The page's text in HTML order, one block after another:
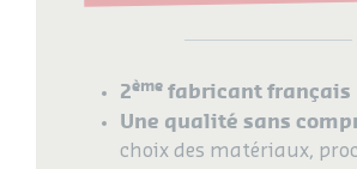
2ème fabricant français
Une qualité sans
choix des matériaux,